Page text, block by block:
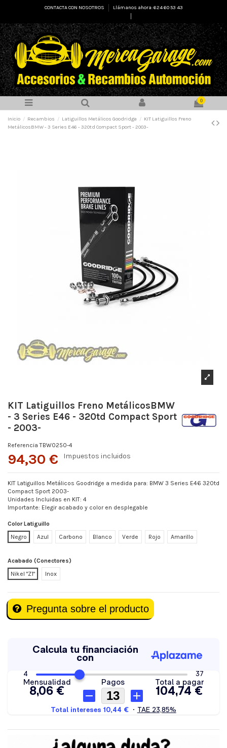
CONTACTA CON NOSOTROS
Llámanos ahora: 624 60 53 43
0
Inicio Recambios Latiguillos Metálicos Goodridge
KIT Latiguillos Freno
MetálicosBMW - 3 Series E46 - 320td Compact Sport - 2003-
KIT Latiguillos Freno MetálicosBMW
- 3 Series E46 - 320td Compact Sport
- 2003-
Referencia TBW0250-4
94,30 € Impuestos incluidos
KIT Latiguillos Metálicos Goodridge a medida para: BMW 3 Series E46 320td
Compact Sport 2003-
Unidades Incluidas en KIT: 4
Importante: Elegir acabado y color en desplegable
Color Latiguillo
Negro
Azul Carbono Blanco Verde Rojo Amarillo
Acabado (Conectores)
Nikel "Z1"
Inox
Pregunta sobre el producto